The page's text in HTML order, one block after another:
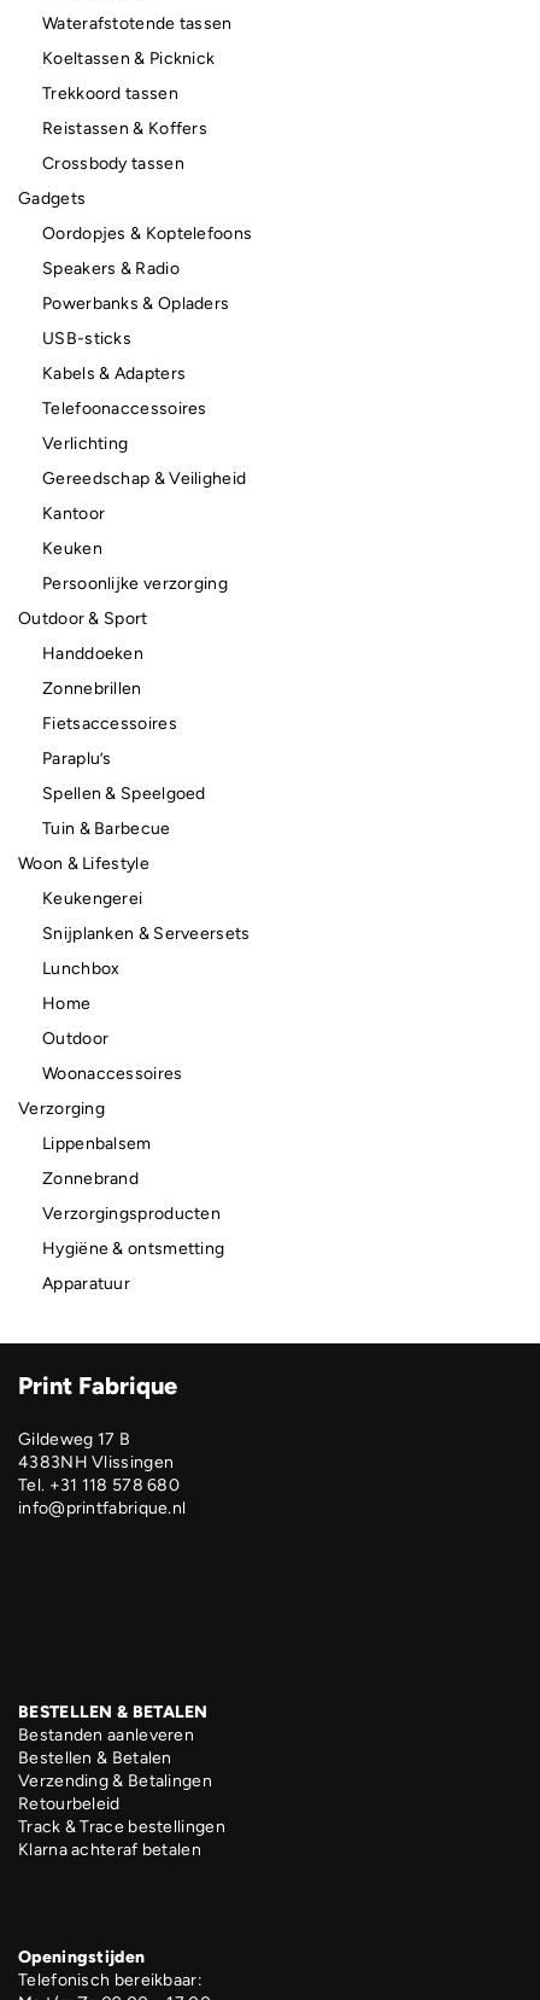
Waterafstotende tassen
Koeltassen & Picknick
Trekkoord tassen
Reistassen & Koffers
Crossbody tassen
Gadgets
Oordopjes & Koptelefoons
Speakers & Radio
Powerbanks & Opladers
USB-sticks
Kabels & Adapters
Telefoonaccessoires
Verlichting
Gereedschap & Veiligheid
Kantoor
Keuken
Persoonlijke verzorging
Outdoor & Sport
Handdoeken
Zonnebrillen
Fietsaccessoires
Paraplu’s
Spellen & Speelgoed
Tuin & Barbecue
Woon & Lifestyle
Keukengerei
Snijplanken & Serveersets
Lunchbox
Home
Outdoor
Woonaccessoires
Verzorging
Lippenbalsem
Zonnebrand
Verzorgingsproducten
Hygiëne & ontsmetting
Apparatuur
Print Fabrique
Gildeweg 17 B
4383NH Vlissingen
Tel. +31 118 578 680
info@printfabrique.nl
BESTELLEN & BETALEN
Bestanden aanleveren
Bestellen & Betalen
Verzending & Betalingen
Retourbeleid
Track & Trace bestellingen
Klarna achteraf betalen
Openingstijden
Telefonisch bereikbaar: